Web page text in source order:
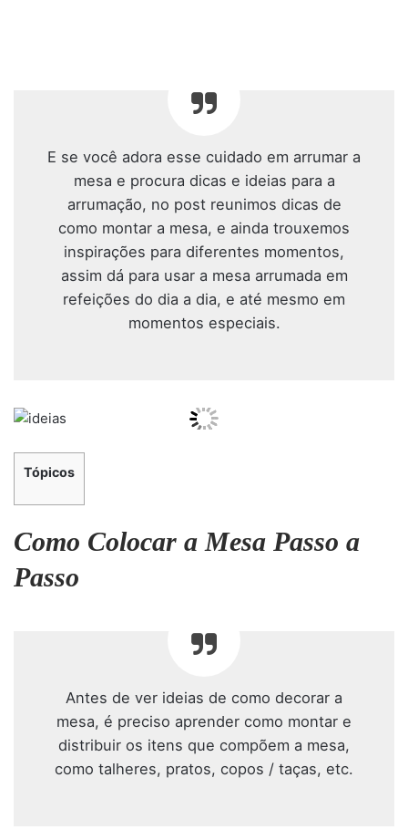
E se você adora esse cuidado em arrumar a
mesa e procura dicas e ideias para a
arrumação, no post reunimos dicas de
como montar a mesa, e ainda trouxemos
inspirações para diferentes momentos,
assim dá para usar a mesa arrumada em
refeições do dia a dia, e até mesmo em
momentos especiais.
Tópicos
Como Colocar a Mesa Passo a
Passo
Antes de ver ideias de como decorar a
mesa, é preciso aprender como montar e
distribuir os itens que compõem a mesa,
como talheres, pratos, copos / taças, etc.